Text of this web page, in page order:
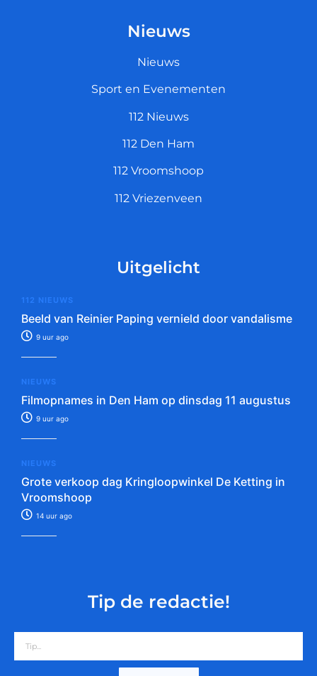
Nieuws
Nieuws
Sport en Evenementen
112 Nieuws
112 Den Ham
112 Vroomshoop
112 Vriezenveen
Uitgelicht
112 NIEUWS
Beeld van Reinier Paping vernield door vandalisme
9 uur ago
NIEUWS
Filmopnames in Den Ham op dinsdag 11 augustus
9 uur ago
NIEUWS
Grote verkoop dag Kringloopwinkel De Ketting in
Vroomshoop
14 uur ago
Tip de redactie!